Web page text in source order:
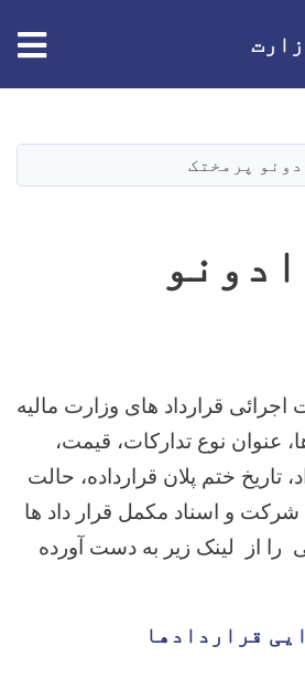
پرمختک
قرارداد های وزارت مالیه
عنوان نوع تدارکات، قیمت،
تاریخ ختم پلان قرارداده، حالت
شرکت و اسناد مکمل قرار داد ها
را از لینک زیر به دست آورده
قراردادها